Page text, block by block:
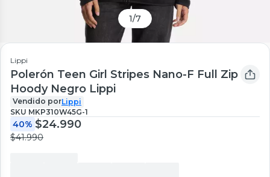
1/7
Lippi
Polerón Teen Girl Stripes Nano-F Full Zip
Hoody Negro Lippi
Vendido porLippi
SKU MKP310W45G-1
40% $24.990
$41.990